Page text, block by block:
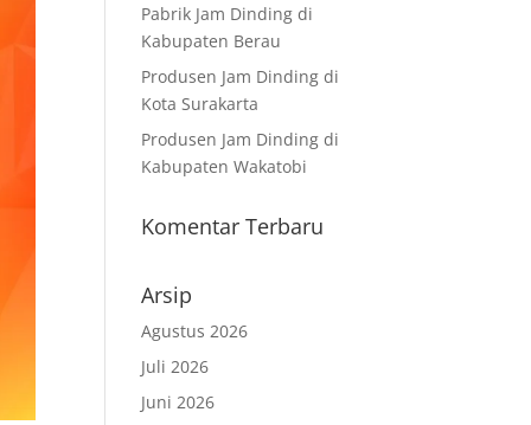
Pabrik Jam Dinding di
Kabupaten Berau
Produsen Jam Dinding di
Kota Surakarta
Produsen Jam Dinding di
Kabupaten Wakatobi
Komentar Terbaru
Arsip
Agustus 2026
Juli 2026
Juni 2026